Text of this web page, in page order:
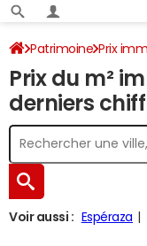
Patrimoine Prix
Prix du m²
derniers
Voir aussi : Espéraza